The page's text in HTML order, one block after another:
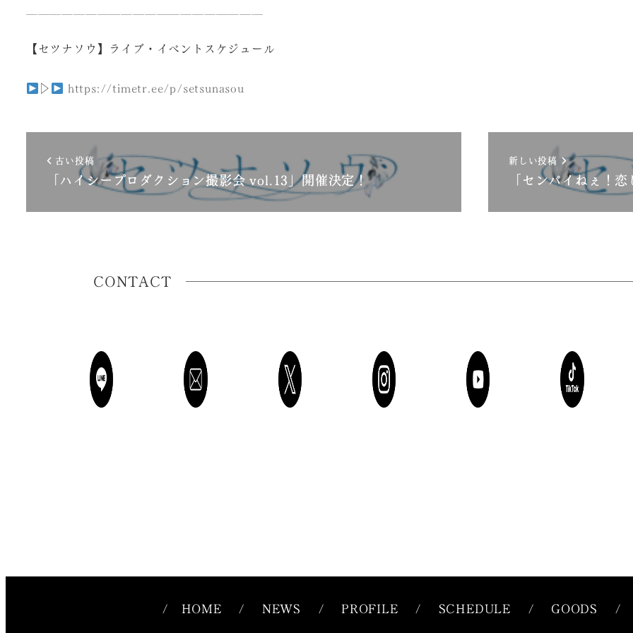
【セツナソウ】ライブ・イベントスケジュール
▷ https://timetr.ee/p/setsunasou
古い投稿
「ハイシープロダクション撮影会 vol.13」開催決定！
新しい投稿
「センパイねぇ！
CONTACT
/ HOME / NEWS /PROFILE / SCHEDULE / GOODS